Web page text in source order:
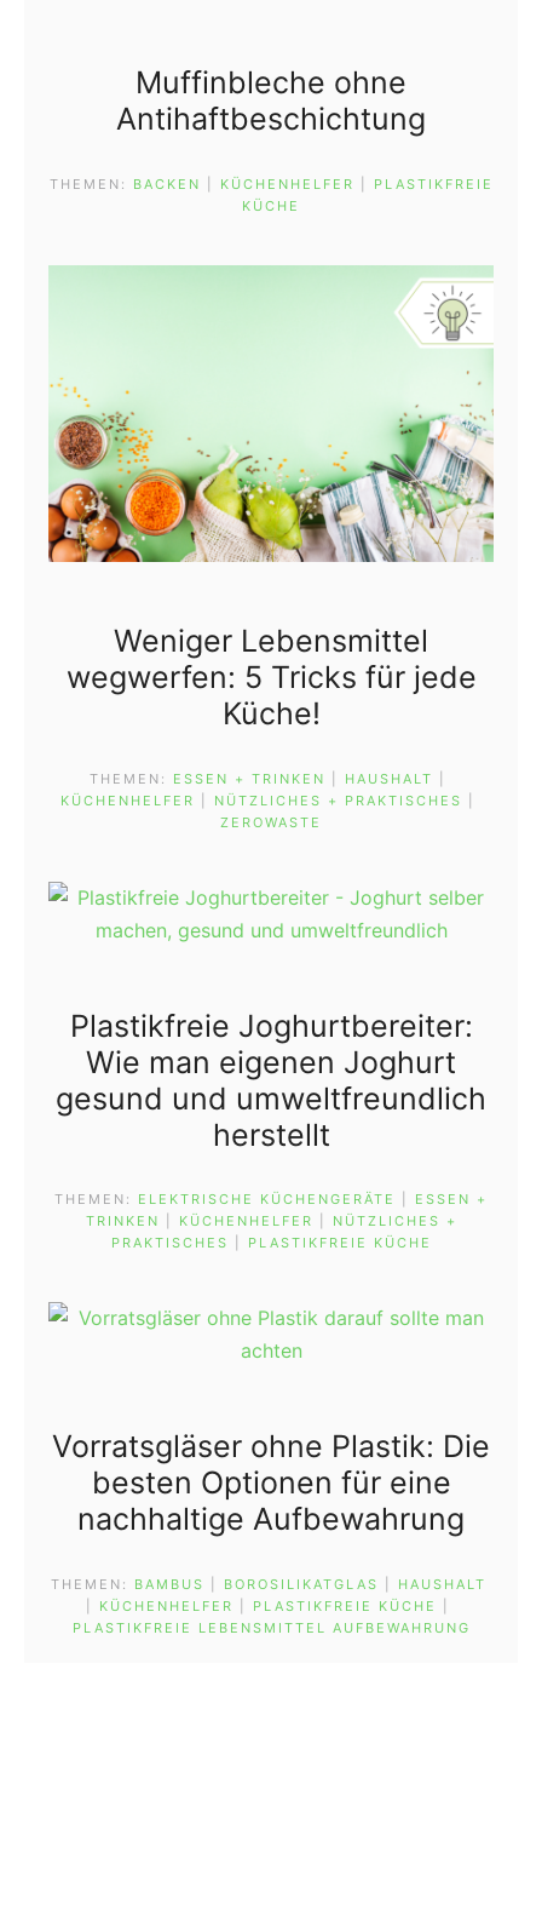
Muffinbleche ohne
Antihaftbeschichtung
THEMEN: BACKEN KÜCHENHELFER
PLASTIKFREIE
KÜCHE
Weniger Lebensmittel
wegwerfen: 5 Tricks für jede
Küche!
THEMEN: ESSEN + TRINKEN HAUSHALT
KÜCHENHELFER
NÜTZLICHES + PRAKTISCHES
ZEROWASTE
Plastikfreie Joghurtbereiter:
Wie man eigenen Joghurt
gesund und umweltfreundlich
herstellt
THEMEN: ELEKTRISCHE KÜCHENGERÄTE
ESSEN +
TRINKEN
KÜCHENHELFER
NÜTZLICHES +
PRAKTISCHES
PLASTIKFREIE KÜCHE
Vorratsgläser ohne Plastik: Die
besten Optionen für eine
nachhaltige Aufbewahrung
THEMEN: BAMBUS BOROSILIKATGLAS
HAUSHALT
KÜCHENHELFER PLASTIKFREIE KÜCHE
PLASTIKFREIE LEBENSMITTEL AUFBEWAHRUNG